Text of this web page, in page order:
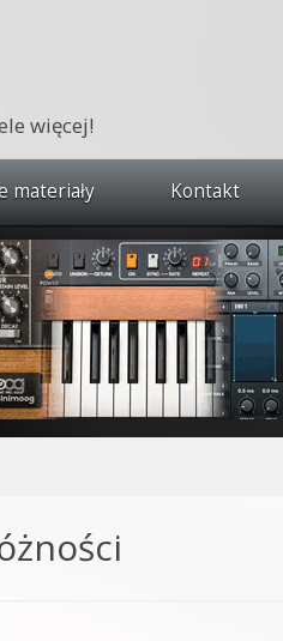
więcej!
materiały Kontakt